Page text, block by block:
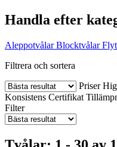
Handla efter
Aleppotvålar Blocktvålar
Filtrera och sortera
Priser
Konsistens Certifikat
Filter